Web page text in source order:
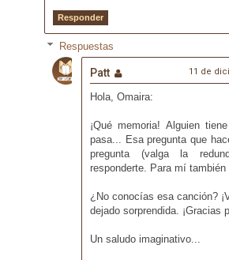
Responder
Respuestas
Patt 11 de
Hola, Omaira:
¡Qué memoria! Alguien
pasa... Esa pregunta que
pregunta (valga la
responderte. Para mí también
¿No conocías esa canción?
dejado sorprendida. ¡Gracias
Un saludo imaginativo...